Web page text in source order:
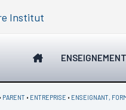
ENSEIGNEMENT
• PARENT • ENTREPRISE • ENSEIGNANT,